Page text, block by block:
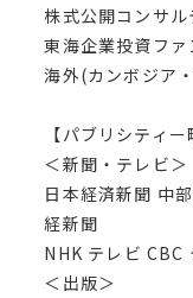
株式公開コンサ
東海企業投資フ
海外(カンボジア
【パブリシティー
＜新聞・テレビ＞
日本経済新聞 中
経新聞
NHK テレビ CBC
＜出版＞